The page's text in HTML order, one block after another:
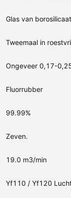
Glas van
Tweemaal in
Ongeveer 0,17-
Fluorrubber
99.99%
Zeven.
19.0 m3/min
Yf110 / Yf120